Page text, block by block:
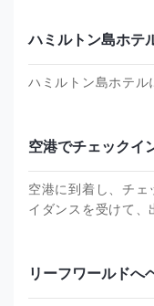
ハミルトン島ホテ
ハミルトン島ホテル
空港でチェックイ
空港に到着し、チ
イダンスを受けて、
リーフワールドへ